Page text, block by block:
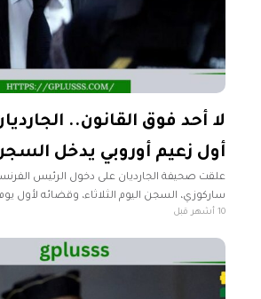
لا أحد فوق القانون..
أول زعيم أوروبي يدخل
علقت صحيفة الجارديان على دخول الرئيس
ساركوزي، السجن اليوم الثلاثاء، وقضائه لأول
الصحيفة البريطانية إنه لا يوجد مواطن فوق
10 أشهر قبل